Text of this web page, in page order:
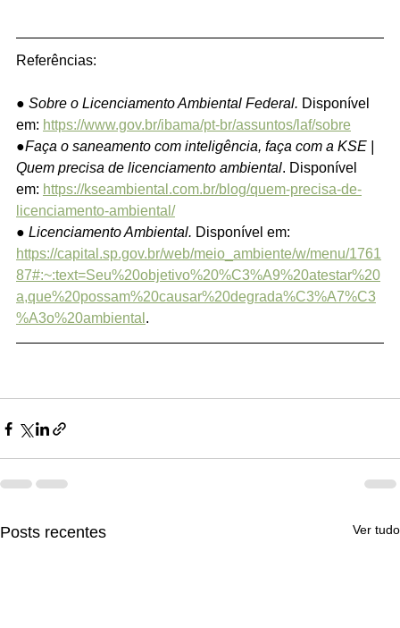
Referências:
● Sobre o Licenciamento Ambiental Federal. Disponível
https://www.gov.br/ibama/pt-br/assuntos/laf/sobre
●Faça o saneamento com inteligência, faça com a KSE |
Quem precisa de licenciamento ambiental. Disponível
em: https://kseambiental.com.br/blog/quem-precisa-de-
licenciamento-ambiental/
● Licenciamento Ambiental.
https://capital.sp.gov.br/web/meio_ambiente/w/menu/1761
87#:~:text=Seu%20objetivo%20%C3%A9%20atestar%20
a,que%20possam%20causar%20degrada%C3%A7%C3
%A3o%20ambiental .
Posts recentes Ver tudo